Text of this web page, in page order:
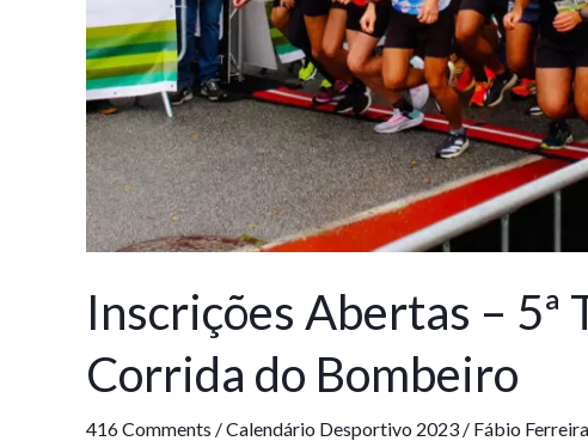
Inscrições Abertas – 5ª
Corrida do Bombeiro
416 Comments /Calendário Desportivo 2023 / Fábio Ferreira